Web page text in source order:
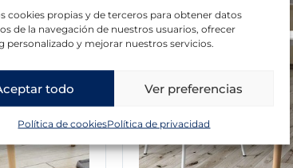
cookies propias y de terceros para obtener datos
de la navegación de nuestros usuarios, ofrecer
personalizado y mejorar nuestros servicios.
todo Ver preferencias
Política de cookiesPolítica de privacidad